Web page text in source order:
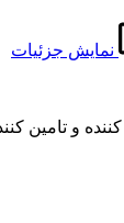
نمایش جزئیات
و تامین